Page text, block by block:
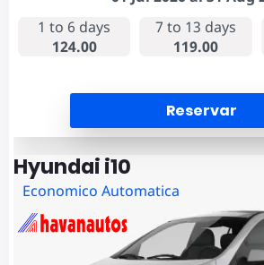
1 to 6 days
124.00
7 to 13 days
119.00
Reservar
Hyundai i10
Economico Automatica